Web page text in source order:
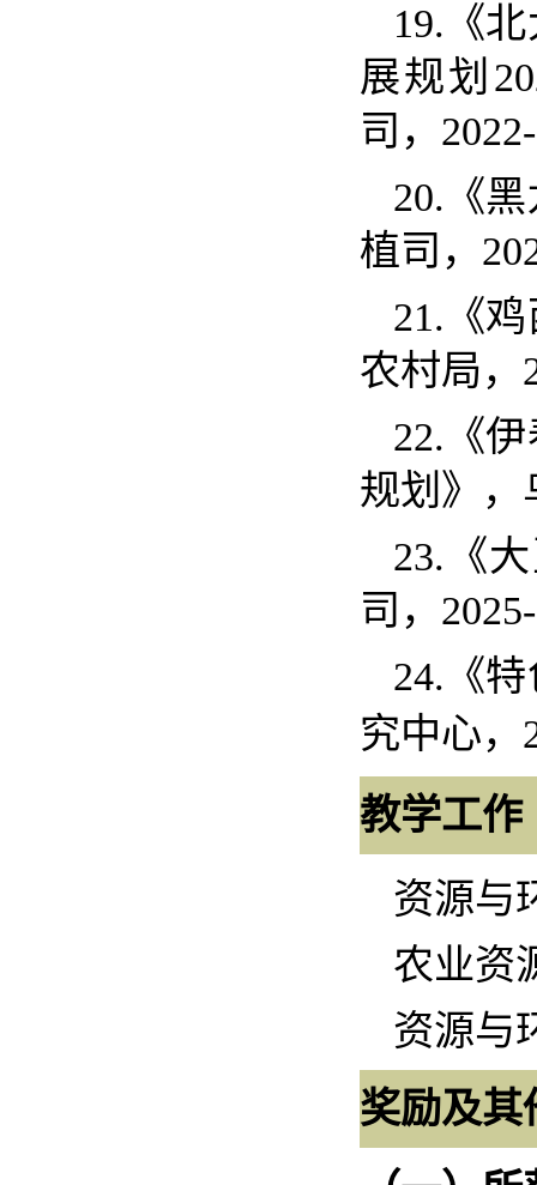
19. 《
展规划
司，
20. 《
植司，
21. 《
农村局，
22. 《
规划》，
23. 《
司，
24. 《
究中心，
教学工作
资源与
农业资
资源与
奖励及其